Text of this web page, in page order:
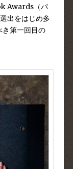
Awards（パ
出をはじめ多
き第一回目の